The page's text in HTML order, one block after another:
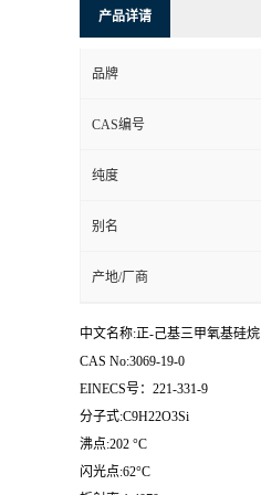
产品详请
品牌
CAS编号
纯度
别名
产地/厂商
中文名称:正-己基三甲氧基硅烷
CAS No:3069-19-0
EINECS号：221-331-9
分子式:C9H22O3Si
沸点:202 °C
闪光点:62°C